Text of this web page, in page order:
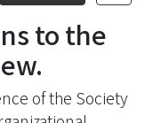
to the
of the Society